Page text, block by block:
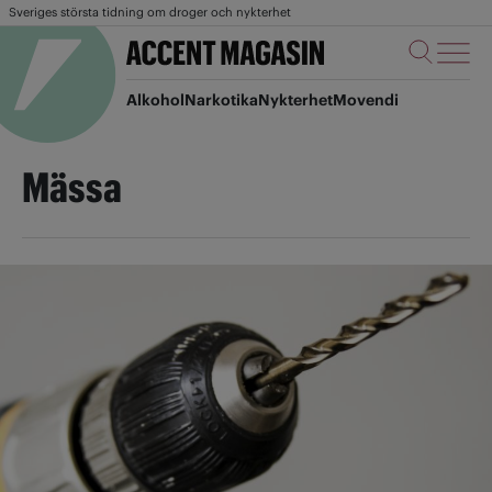
Sveriges största tidning om droger och nykterhet
AlkoholNarkotikaNykterhetMovendi
Mässa